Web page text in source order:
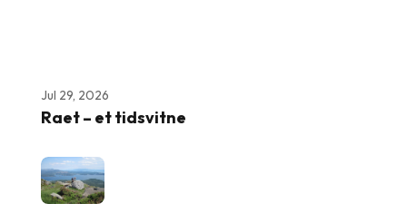
Jul 29, 2026
Raet – et tidsvitne